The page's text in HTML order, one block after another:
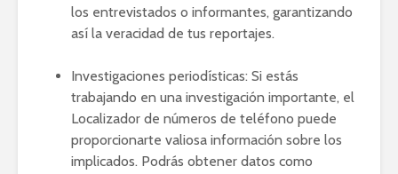
los entrevistados o informantes, garantizando
así la veracidad de tus reportajes.
Investigaciones periodísticas: Si estás
trabajando en una investigación importante, el
Localizador de números de teléfono puede
proporcionarte valiosa información sobre los
implicados. Podrás obtener datos como